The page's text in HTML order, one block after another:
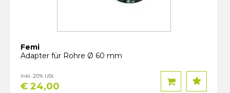
Femi
Adapter für Rohre Ø 60 mm
€ 24,00
Inkl. 20% USt.